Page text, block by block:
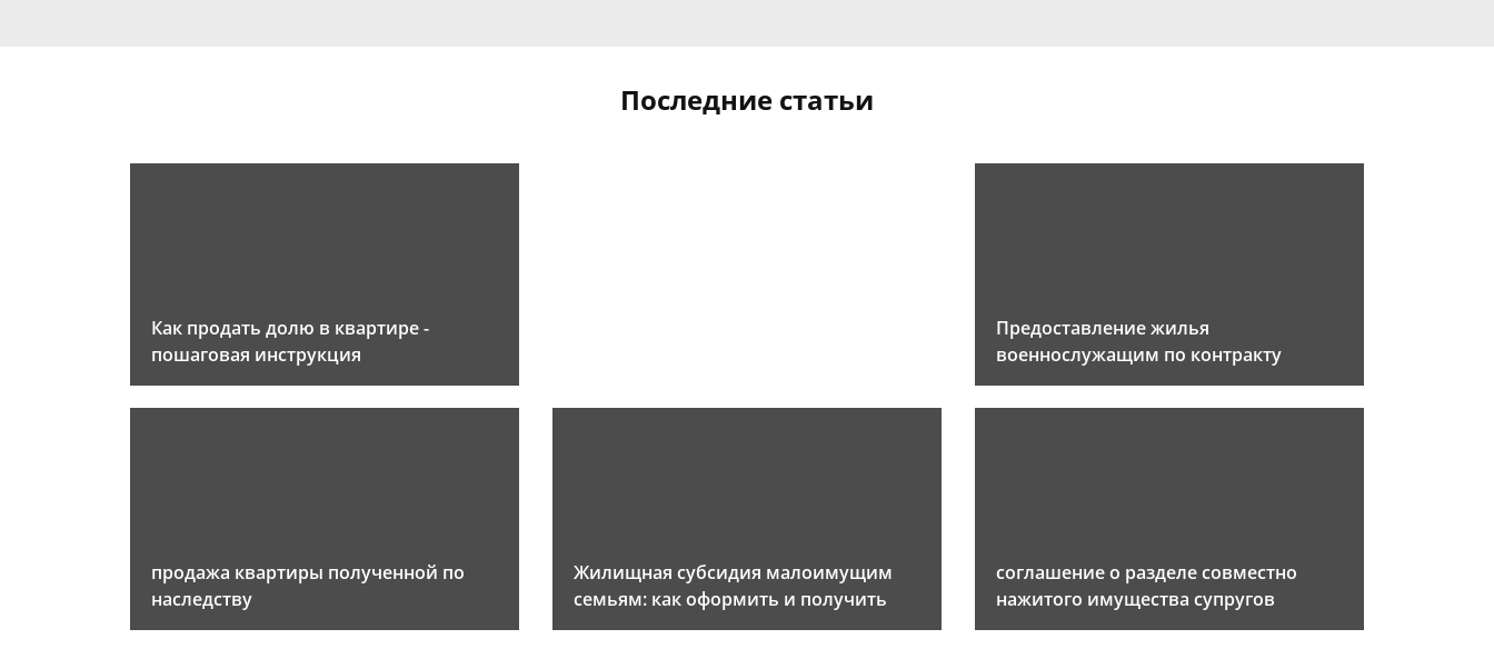
Последние статьи
Как продать долю в квартире -
пошаговая инструкция
Предоставление жилья
военнослужащим по контракту
продажа квартиры полученной по
наследству
Жилищная субсидия малоимущим
семьям: как оформить и получить
соглашение о разделе совместно
нажитого имущества супругов